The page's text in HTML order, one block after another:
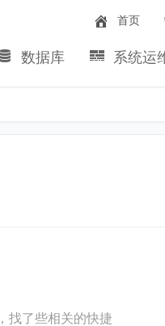
数据库 系统运
首页
找了些相关的快捷